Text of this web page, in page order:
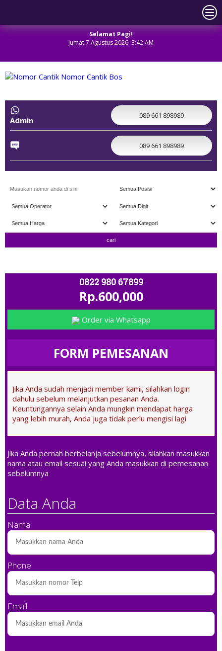
Selamat Pagi!
Jumat 7 Agustus 2026 3:42 AM
Admin 089 661 898989
089 661 898989
0822 980 67899
Rp.600,000
Order via Whatsapp
FORM PEMESANAN
Jika Anda sudah menjadi member kami, silahkan login
dahulu sebelum melanjutkan pesanan Anda.
Keuntungannya selain Anda mungkin mendapat harga
yang lebih murah, Anda juga tidak perlu mengisi lagi
Jika Anda pernah berbelanja sebelumnya, silahkan masukkan
nama atau email sesuai yang Anda masukkan di pemesanan
sebelumnya
Data Anda
Nama
Phone
Email